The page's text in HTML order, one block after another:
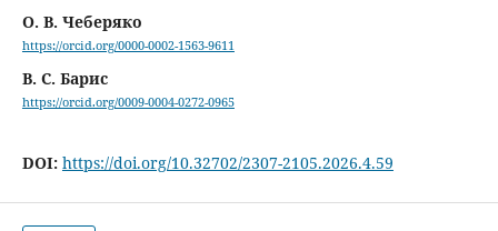
О. В. Чеберяко
https://orcid.org/0000-0002-1563-9611
В. С. Барис
https://orcid.org/0009-0004-0272-0965
DOI: https://doi.org/10.32702/2307-2105.2026.4.59